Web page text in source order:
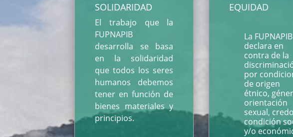
SOLIDARIDAD
El trabajo que la
FUPNAPIB
desarrolla se basa
en la solidaridad
que todos los seres
humanos debemos
tener en función de
bienes materiales y
principios.
EQUIDAD
La
declara en
contra de la
por
de origen
étnico,
orientación
sexual,
condición
y/o